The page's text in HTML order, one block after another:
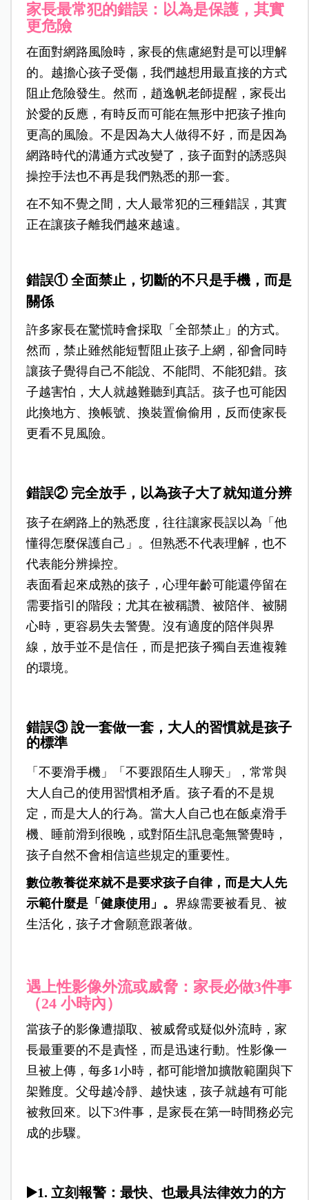
家長最常犯的錯誤：以為是保護，其實
更危險
在面對網路風險時，家長的焦慮絕對是可以理解
的。越擔心孩子受傷，我們越想用最直接的方式
阻止危險發生。然而，趙逸帆老師提醒，家長出
於愛的反應，有時反而可能在無形中把孩子推向
更高的風險。不是因為大人做得不好，而是因為
網路時代的溝通方式改變了，孩子面對的誘惑與
操控手法也不再是我們熟悉的那一套。
在不知不覺之間，大人最常犯的三種錯誤，其實
正在讓孩子離我們越來越遠。
錯誤① 全面禁止，切斷的不只是手機，而是
關係
許多家長在驚慌時會採取「全部禁止」的方式。
然而，禁止雖然能短暫阻止孩子上網，卻會同時
讓孩子覺得自己不能說、不能問、不能犯錯。孩
子越害怕，大人就越難聽到真話。孩子也可能因
此換地方、換帳號、換裝置偷偷用，反而使家長
更看不見風險。
錯誤② 完全放手，以為孩子大了就知道分辨
孩子在網路上的熟悉度，往往讓家長誤以為「他
懂得怎麼保護自己」。但熟悉不代表理解，也不
代表能分辨操控。
表面看起來成熟的孩子，心理年齡可能還停留在
需要指引的階段；尤其在被稱讚、被陪伴、被關
心時，更容易失去警覺。沒有適度的陪伴與界
線，放手並不是信任，而是把孩子獨自丟進複雜
的環境。
錯誤③ 說一套做一套，大人的習慣就是孩子
的標準
「不要滑手機」「不要跟陌生人聊天」，常常與
大人自己的使用習慣相矛盾。孩子看的不是規
定，而是大人的行為。當大人自己也在飯桌滑手
機、睡前滑到很晚，或對陌生訊息毫無警覺時，
孩子自然不會相信這些規定的重要性。
數位教養從來就不是要求孩子自律，而是大人先
示範什麼是「健康使用」。 界線需要被看見、被
生活化，孩子才會願意跟著做。
遇上性影像外流或威脅：家長必做3件事
（24 小時內）
當孩子的影像遭擷取、被威脅或疑似外流時，家
長最重要的不是責怪，而是迅速行動。性影像一
旦被上傳，每多1小時，都可能增加擴散範圍與下
架難度。父母越冷靜、越快速，孩子就越有可能
被救回來。以下3件事，是家長在第一時間務必完
成的步驟。
▶️1. 立刻報警：最快、也最具法律效力的方